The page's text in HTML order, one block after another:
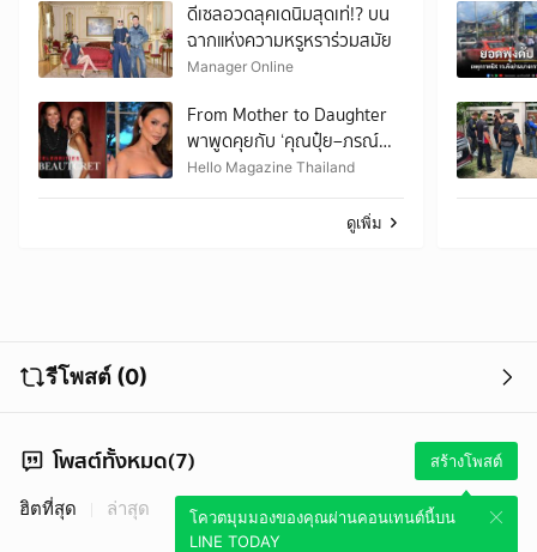
ดีเซลอวดลุคเดนิมสุดเท่!? บน
ฉากแห่งความหรูหราร่วมสมัย
Manager Online
From Mother to Daughter
พาพูดคุยกับ ‘คุณปุ๋ย–ภรณ์
ทิพย์’ ถ่ายทอดบทเรียนเรื่อง
Hello Magazine Thailand
ดูเพิ่ม
รีโพสต์ (0)
โพสต์ทั้งหมด(7) สร้างโพสต์
โควตมุมมองของคุณผ่านคอนเทนต์นี้บน
LINE TODAY
ฮิตที่สุด ล่าสุด